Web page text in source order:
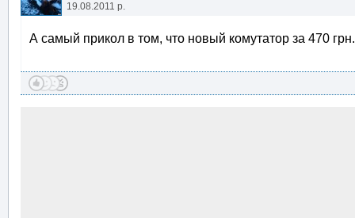
19.08.2011 р.
А самый прикол в том, что новый комутатор за 470